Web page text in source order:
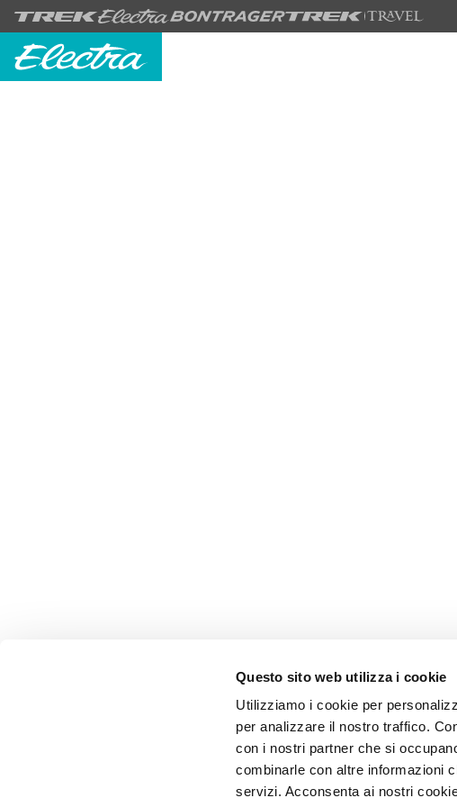
Questo sito web utilizza i cookie
Utilizziamo i cookie per
per analizzare il nostro traffico.
con i nostri partner che si
combinarle con altre informazioni
servizi. Acconsenta ai nostri